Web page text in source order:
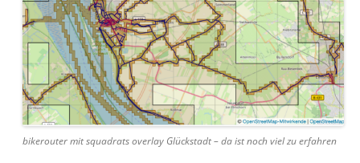
bikerouter mit squadrats overlay Glückstadt – da ist noch viel zu erfahren